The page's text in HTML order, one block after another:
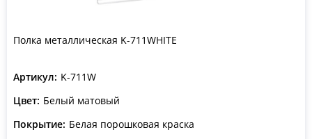
Полка металлическая K-711WHITE
Артикул: K-711W
Цвет: Белый матовый
Покрытие: Белая порошковая краска